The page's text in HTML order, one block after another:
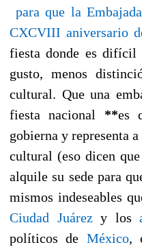
para que la
CXCVIII aniversario
fiesta donde es difícil
gusto, menos
cultural. Que una
fiesta nacional **es
gobierna y representa
cultural (eso dicen
alquile su sede para
mismos indeseables
Ciudad Juárezy los
políticos de México,